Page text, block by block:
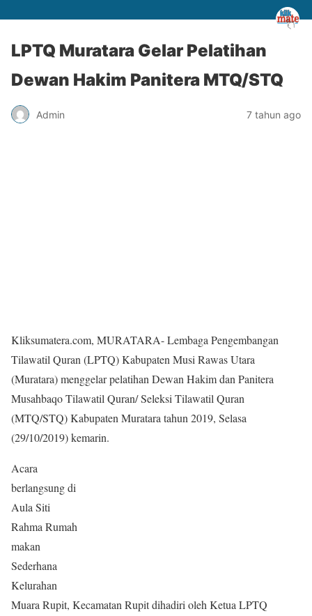
LPTQ Muratara Gelar Pelatihan
Dewan Hakim Panitera MTQ/STQ
Admin 7 tahun ago
Kliksumatera.com, MURATARA- Lembaga Pengembangan
Tilawatil Quran (LPTQ) Kabupaten Musi Rawas Utara
(Muratara) menggelar pelatihan Dewan Hakim dan Panitera
Musahbaqo Tilawatil Quran/ Seleksi Tilawatil Quran
(MTQ/STQ) Kabupaten Muratara tahun 2019, Selasa
(29/10/2019) kemarin.
Acara
berlangsung di
Aula Siti
Rahma Rumah
makan
Sederhana
Kelurahan
Muara Rupit, Kecamatan Rupit dihadiri oleh Ketua LPTQ